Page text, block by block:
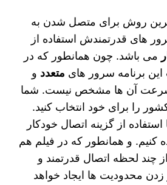
روش برای متصل شدن به
های قدرتمندش استفاده از
می‌ باشد. چون همانطور که در
برنامه سرور های متعدد و
سرعت آن ها مشخص نیست. شما
را برای خود انتخاب کنید.
استفاده از گزینه اتصال خودکار
کنیم. و همانطور که در فیلم هم
لحظه اتصال قدرتمند و
محدودیت‌ ها ایجاد خواهد